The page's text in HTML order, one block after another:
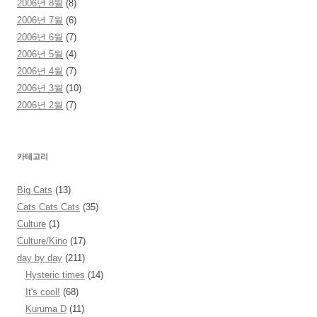
2006년 8월 (8)
2006년 7월 (6)
2006년 6월 (7)
2006년 5월 (4)
2006년 4월 (7)
2006년 3월 (10)
2006년 2월 (7)
카테고리
Big Cats (13)
Cats Cats Cats (35)
Culture (1)
Culture/Kino (17)
day by day (211)
Hysteric times (14)
It's cool! (68)
Kuruma D (11)